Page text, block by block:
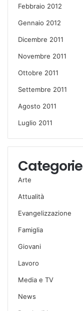
Febbraio 2012
Gennaio 2012
Dicembre 2011
Novembre 2011
Ottobre 2011
Settembre 2011
Agosto 2011
Luglio 2011
Categorie
Arte
Attualità
Evangelizzazione
Famiglia
Giovani
Lavoro
Media e TV
News